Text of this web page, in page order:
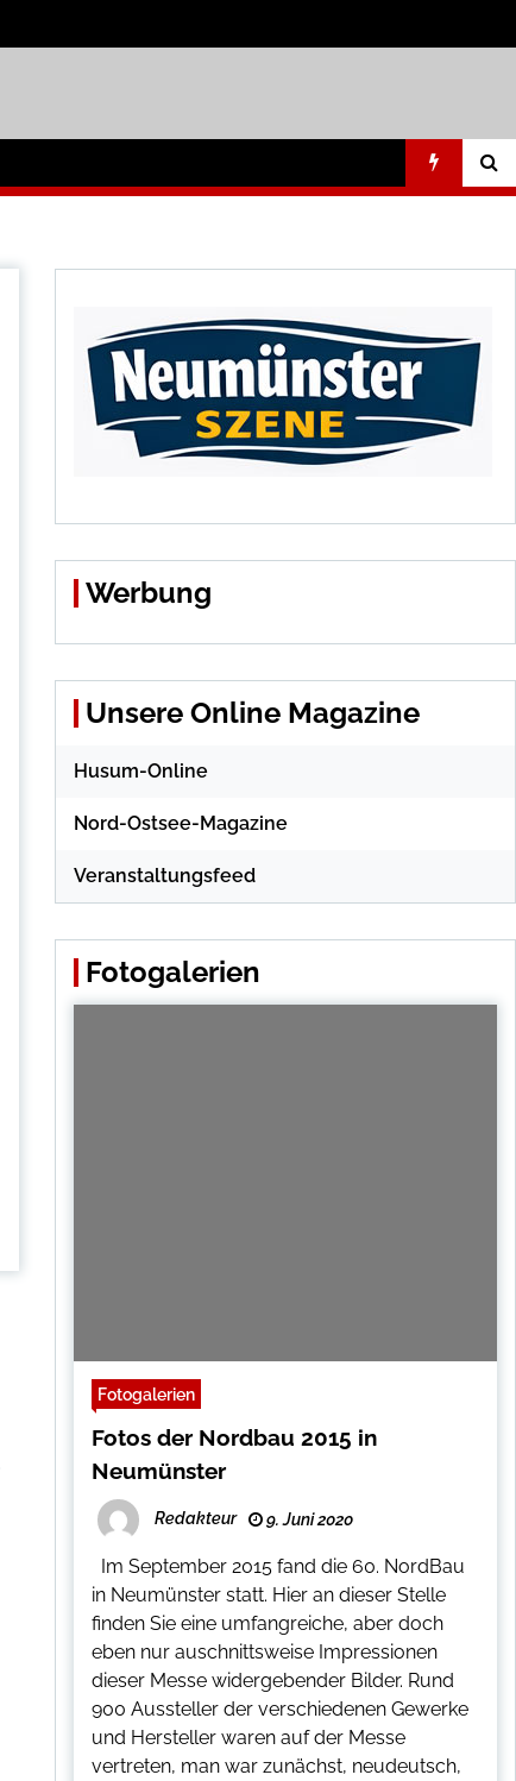
Werbung
Unsere Online Magazine
Husum-Online
Nord-Ostsee-Magazine
Veranstaltungsfeed
Fotogalerien
Fotogalerien
Fotos der Nordbau 2015 in
Neumünster
Redakteur 9. Juni 2020
Im September 2015 fand die 60. NordBau
in Neumünster statt. Hier an dieser Stelle
finden Sie eine umfangreiche, aber doch
eben nur auschnittsweise Impressionen
dieser Messe widergebender Bilder. Rund
900 Aussteller der verschiedenen Gewerke
und Hersteller waren auf der Messe
vertreten, man war zunächst, neudeutsch,